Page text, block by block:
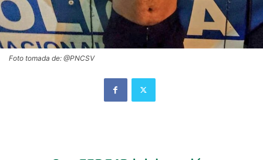
Foto tomada de: @PNCSV